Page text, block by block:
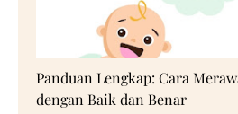
Panduan Lengkap: Cara
dengan Baik dan Benar